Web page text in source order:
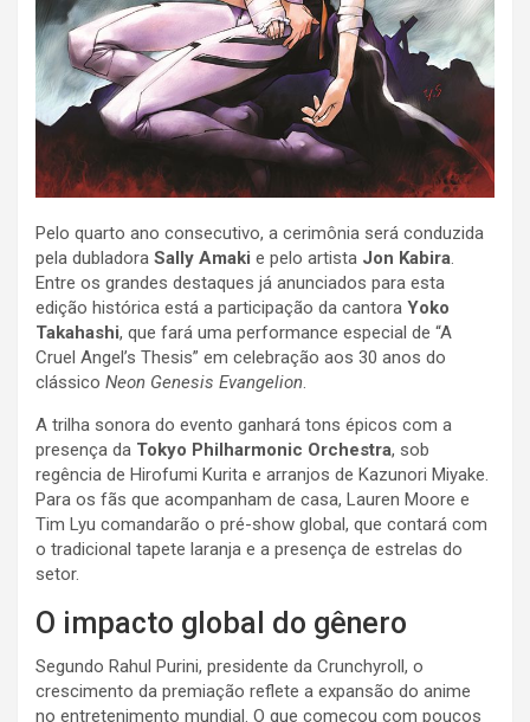
Pelo quarto ano consecutivo, a cerimônia será conduzida
pela dubladora Sally Amaki e pelo artista Jon Kabira.
Entre os grandes destaques já anunciados para esta
edição histórica está a participação da cantora Yoko
Takahashi, que fará uma performance especial de “A
Cruel Angel’s Thesis” em celebração aos 30 anos do
clássico Neon Genesis Evangelion.
A trilha sonora do evento ganhará tons épicos com a
presença da Tokyo Philharmonic Orchestra, sob
regência de Hirofumi Kurita e arranjos de Kazunori Miyake.
Para os fãs que acompanham de casa, Lauren Moore e
Tim Lyu comandarão o pré-show global, que contará com
o tradicional tapete laranja e a presença de estrelas do
setor.
O impacto global do gênero
Segundo Rahul Purini, presidente da Crunchyroll, o
crescimento da premiação reflete a expansão do anime
no entretenimento mundial. O que começou com poucos